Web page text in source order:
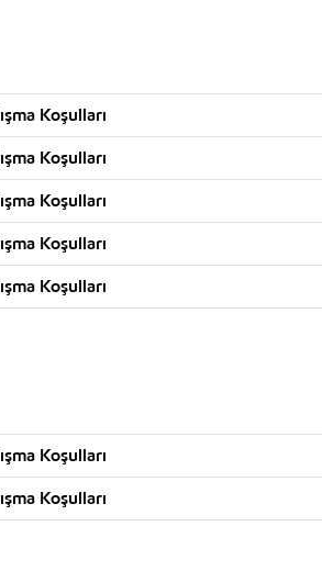
Koşulları
Koşulları
Koşulları
Koşulları
Koşulları
Koşulları
Koşulları